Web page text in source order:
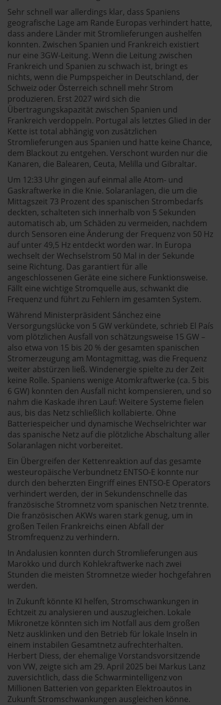
Sehr schnell war allerdings klar, dass Spaniens
geografische Lage am Rande Europas verhindert hatte,
dass andere Länder mit Stromlieferungen aushelfen
konnten. Zwischen Spanien und Frankreich existiert
nur eine 3GW-Leitung. Wenn die Leitung zwischen
Frankreich und Spanien zu schwach ist, bringt es
nichts, wenn die Pumpspeicher in Deutschland, der
Schweiz oder Österreich schnell mehr Strom
produzieren. Erst 2027 wird sich die
Übertragungskapazität zwischen Spanien und
Frankreich verdoppeln. Portugal als letztes Glied in der
Kette ist total abhängig von zusätzlichen
Stromlieferungen aus Spanien und hatte keine Chance,
dem Blackout zu entgehen. Verschont wurden nur die
Kanaren, die Balearen, Ceuta, Melilla und Gibraltar.
Um 12:33 Uhr gingen auf einmal alle Atom- und
Gaskraftwerke in die Knie. Solaranlagen, die um die
Mittagszeit 73 Prozent des spanischen Strombedarfs
deckten, schalteten sich innerhalb von 5 Sekunden
automatisch ab, um Schäden zu vermeiden, nachdem
durch Sensoren eine Änderung der Frequenz von 50 Hz
auf unter 49,5 Hz entdeckt worden war. In Europa
wechselt der Wechselstrom 50 Mal in der Sekunde
seine Richtung. Das garantiert für alle
angeschlossenen Geräte eine sichere Funktionsweise.
Fällt eine wichtige Stromquelle aus, schwankt die
Frequenz und führt zu Fehlern im gesamten System.
Während Ministerpräsident Sánchez eine
Versorgungslücke von 5 GW verkündete, schrieb El País
vom plötzlichen Ausfall von schätzungsweise 15 GW –
also etwa von 15 bis 20 % der gesamten spanischen
Stromerzeugung am Montagmittag, was die Frequenz
weiter abstürzen ließ. Windenergie spielte zu der Zeit
keine Rolle. Spaniens wenige Atomkraftwerke (ca. 5 bis
6 GW) konnten den Ausfall nicht kompensieren, und so
nahm die Kaskade ihren Lauf: Weitere Systeme fielen
aus, bis das Netz schließlich kollabierte. Ohne
Batteriespeicher und dynamische Wechselrichter war
das spanische Netz auf die plötzliche Abschaltung aller
Solaranlagen nicht vorbereitet.
Ein Übergreifen der Kettenreaktion auf das gesamte
westeuropäische Verbundnetz ENTSO-E konnte nur
durch den beherzten Eingriff eines ENTSO-E Operators
verhindert werden, der in Sekundenschnelle das
französische Stromnetz vom spanischen Netz trennte.
Die französischen AKWs waren stark genug, um in
großen Teilen Frankreichs einen Abfall der
Stromfrequenz zu verhindern.
In Andalusien konnten durch Stromlieferungen aus
Marokko und durch Kohlekraftwerke nach zwei
Stunden die meisten Stromnetze wieder hochgefahren
werden.
In Zukunft könnte KI helfen, Stromschwankungen in
Echtzeit zu analysieren und auszugleichen. Lokale
Mikronetze könnten sich im Notfall aus dem großen
Netz ausklinken und den Betrieb für lokale Inseln in
einem instabilen Gesamtnetz aufrechterhalten.
Herbert Diess, der ehemalige Vorstandsvorsitzende
von VW, zeigte sich am 29. April 2025 bei Markus Lanz
zuversichtlich, dass die Schwarmintelligenz von
Millionen Batterien von geparkten Elektroautos in
Zukunft Stromschwankungen ausgleichen könne.